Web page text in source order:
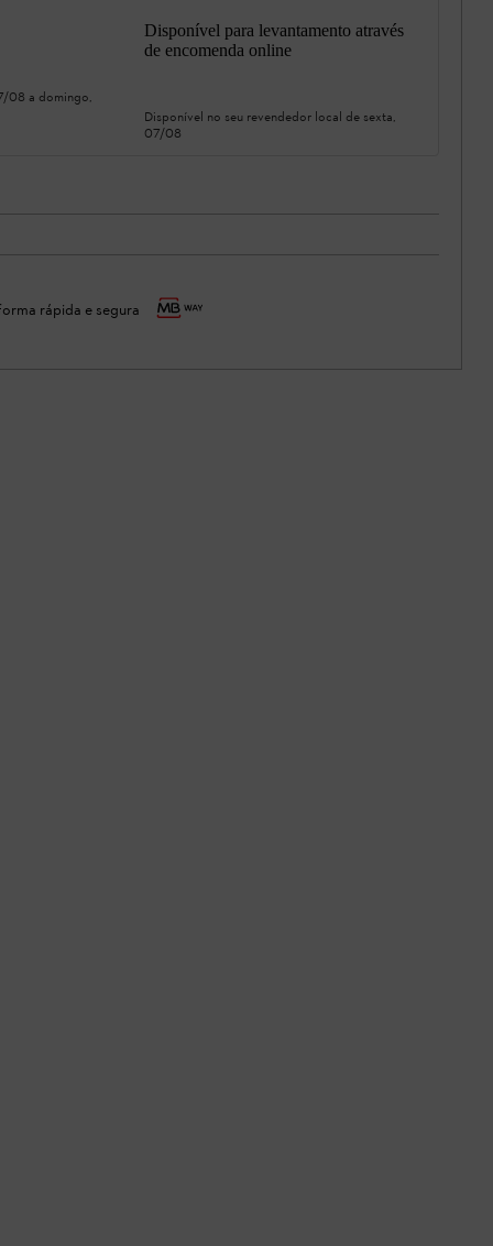
08 a domingo,
Disponível para levantamento através
de encomenda online
Disponível no seu revendedor local de sexta,
07/08
rápida e segura